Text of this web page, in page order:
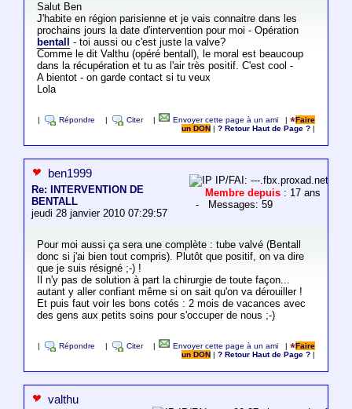
Salut Ben
J'habite en région parisienne et je vais connaitre dans les
prochains jours la date d'intervention pour moi - Opération
bentall
- toi aussi ou c'est juste la valve?
Comme le dit Valthu (opéré bentall), le moral est beaucoup
dans la récupération et tu as l'air très positif. C'est cool -
A bientot - on garde contact si tu veux
Lola
Répondre Citer Envoyer cette page à un ami |
Faire
un DON
|? Retour Haut de Page ?
ben1999
Re: INTERVENTION DE
BENTALL
jeudi 28 janvier 2010 07:29:57
IP/FAI: ---.fbx.proxad.net
Membre depuis : 17 ans
- Messages: 59
Pour moi aussi ça sera une complète : tube valvé (Bentall
donc si j'ai bien tout compris). Plutôt que positif, on va dire
que je suis résigné ;-) !
Il n'y pas de solution à part la chirurgie de toute façon...
autant y aller confiant même si on sait qu'on va dérouiller !
Et puis faut voir les bons cotés : 2 mois de vacances avec
des gens aux petits soins pour s'occuper de nous ;-)
Répondre Citer Envoyer cette page à un ami |
Faire
un DON
|? Retour Haut de Page ?
valthu